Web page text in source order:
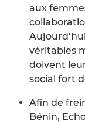
aux
véritables
doivent
social fort
Afin de
Bénin,